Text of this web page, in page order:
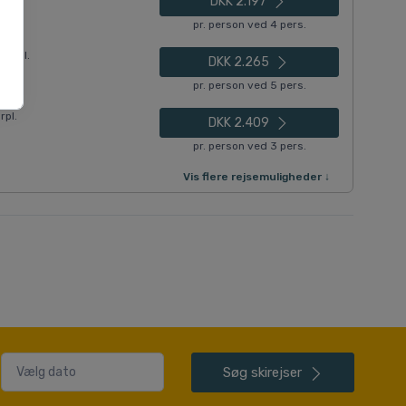
pr. person ved 4 pers.
DKK 2.265
pr. person ved 5 pers.
DKK 2.409
pr. person ved 3 pers.
Vis flere rejsemuligheder ↓
Søg skirejser